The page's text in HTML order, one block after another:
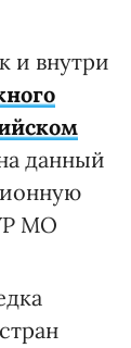
и внутри
данный
МО